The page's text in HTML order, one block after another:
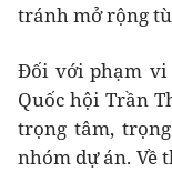
tránh mở rộng
Đối với phạm vi
Quốc hội Trần
trọng tâm,
nhóm dự án. Về